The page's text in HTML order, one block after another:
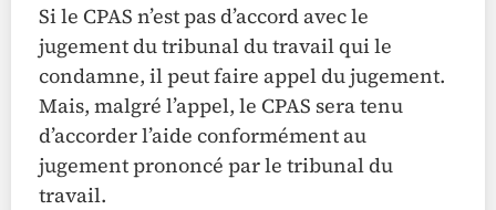
Si le CPAS n’est pas d’accord avec le
jugement du tribunal du travail qui le
condamne, il peut faire appel du jugement.
Mais, malgré l’appel, le CPAS sera tenu
d’accorder l’aide conformément au
jugement prononcé par le tribunal du
travail.